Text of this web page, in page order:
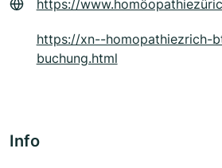
https://
https://xn--homopathiezrich-
buchung.html
Info